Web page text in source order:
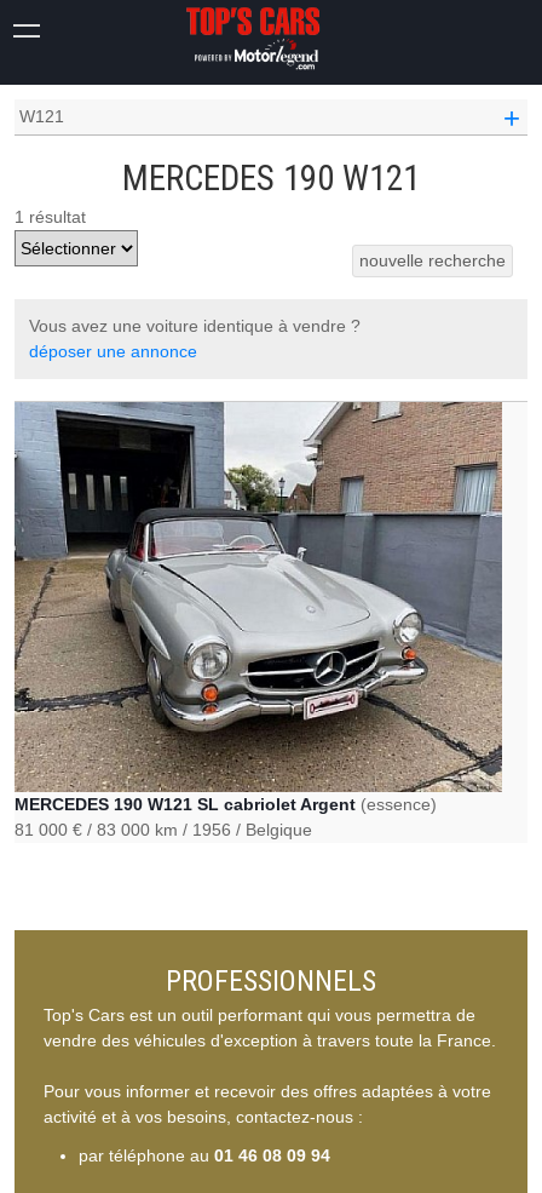
OCCASION VOITURE
190
W121
+
MERCEDES 190 W121
1 résultat
nouvelle recherche
Vous avez une voiture identique à vendre ?
déposer une annonce
MERCEDES 190 W121 SL cabriolet Argent (essence)
81 000 €
83 000 km 1956 Belgique
PROFESSIONNELS
Top's Cars est un outil performant qui vous permettra de
vendre des véhicules d'exception à travers toute la France.
Pour vous informer et recevoir des offres adaptées à votre
activité et à vos besoins, contactez-nous :
par téléphone au 01 46 08 09 94